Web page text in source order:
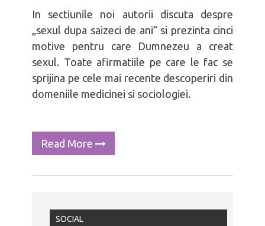
In sectiunile noi autorii discuta despre
„sexul dupa saizeci de ani” si prezinta cinci
motive pentru care Dumnezeu a creat
sexul. Toate afirmatiile pe care le fac se
sprijina pe cele mai recente descoperiri din
domeniile medicinei si sociologiei.
Read More
SOCIAL